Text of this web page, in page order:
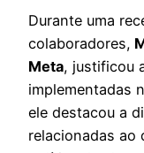
Durante uma
colaboradores,
Meta, justificou
implementadas
ele destacou a
relacionadas ao